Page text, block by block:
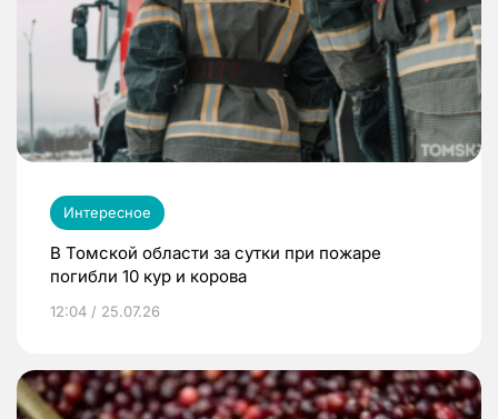
Интересное
В Томской области за сутки при пожаре
погибли 10 кур и корова
12:04 / 25.07.26